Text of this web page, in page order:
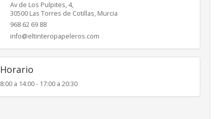
Av de Los Pulpites, 4,
30500 Las Torres de Cotillas, Murcia
968 62 69 88
info@eltinteropapeleros.com
Horario
8:00 a 14:00 - 17:00 a 20:30